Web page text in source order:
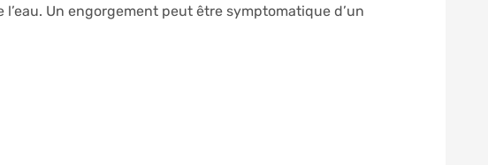
Un engorgement peut être symptomatique d’un